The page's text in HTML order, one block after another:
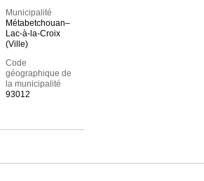
Municipalité
Métabetchouan–
Lac-à-la-Croix
(Ville)
Code
géographique de
la municipalité
93012